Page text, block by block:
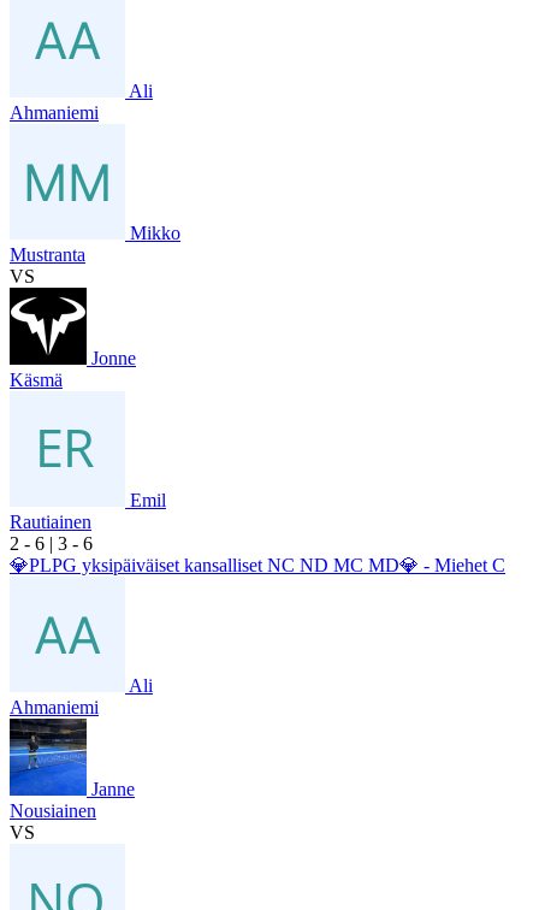
Ali
Ahmaniemi
Mikko
Mustranta
VS
Jonne
Käsmä
Emil
Rautiainen
2 - 6 | 3 - 6
💎PLPG yksipäiväiset kansalliset NC ND MC MD💎 - Miehet C
Ali
Ahmaniemi
Janne
Nousiainen
VS